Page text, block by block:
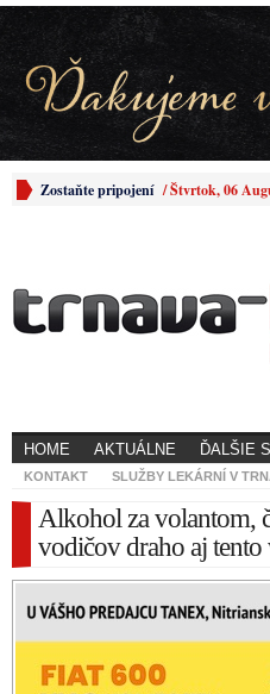
Zostaňte pripojení /Štvrtok, 06
HOME AKTUÁLNE ĎALŠIE
KONTAKT SLUŽBY LEKÁRNÍ V
Alkohol za volantom,
vodičov draho aj